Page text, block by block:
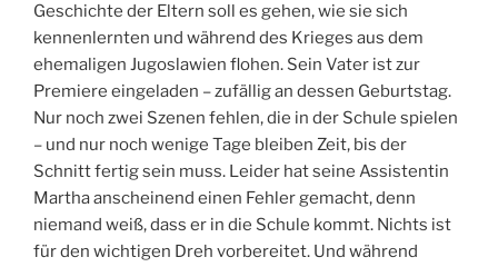
Geschichte der Eltern soll es gehen, wie sie sich
kennenlernten und während des Krieges aus dem
ehemaligen Jugoslawien flohen. Sein Vater ist zur
Premiere eingeladen – zufällig an dessen Geburtstag.
Nur noch zwei Szenen fehlen, die in der Schule spielen
– und nur noch wenige Tage bleiben Zeit, bis der
Schnitt fertig sein muss. Leider hat seine Assistentin
Martha anscheinend einen Fehler gemacht, denn
niemand weiß, dass er in die Schule kommt. Nichts ist
für den wichtigen Dreh vorbereitet. Und während